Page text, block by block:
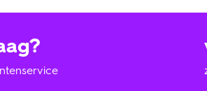
en nichtjes er later ook nog volop